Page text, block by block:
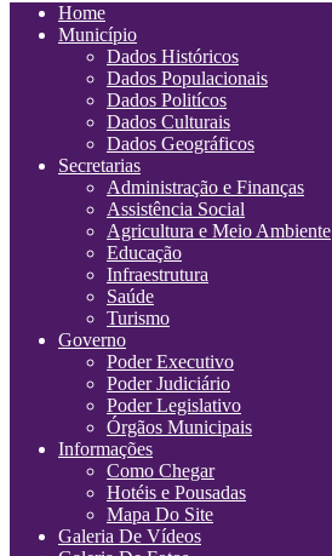
Home
Município
Dados Históricos
Dados Populacionais
Dados Politícos
Dados Culturais
Dados Geográficos
Secretarias
Administração e Finanças
Assistência Social
Agricultura e Meio Ambiente
Educação
Infraestrutura
Saúde
Turismo
Governo
Poder Executivo
Poder Judiciário
Poder Legislativo
Órgãos Municipais
Informações
Como Chegar
Hotéis e Pousadas
Mapa Do Site
Galeria De Vídeos